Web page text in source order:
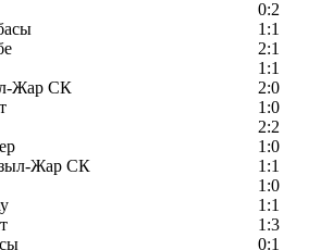
0:2
1:1
2:1
1:1
Жар СК
2:0
1:0
2:2
1:0
Жар СК
1:1
1:0
1:1
1:3
0:1